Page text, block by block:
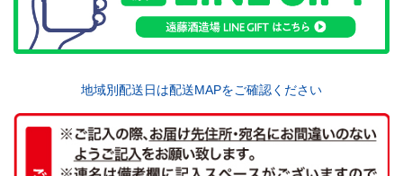
地域別配送日は配送MAPをご確認ください